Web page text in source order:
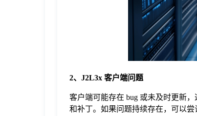
2、J2L3x 客户端问题
客户端可能存在 bug 或未及时更新
和补丁。如果问题持续存在，可以